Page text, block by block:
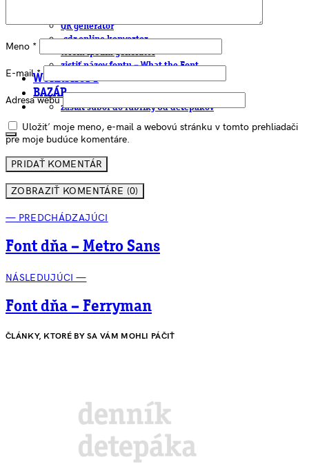
QR generátor
.cdr online konvertor
lorem ipsum generátor
zistiť názov fontu – What the Font
WORKSHOPY
BAZÁR
zaslať súbor do rubriky Od detepákov
Meno *
E-mail*
Adresa webu
Uložiť moje meno, e-mail a webovú stránku v tomto prehliadači
pre moje budúce komentáre.
ZOBRAZIŤ KOMENTÁRE (0)
— PREDCHÁDZAJÚCI
Font dňa – Metro Sans
NÁSLEDUJÚCI —
Font dňa – Ferryman
ČLÁNKY, KTORÉ BY SA VÁM MOHLI PÁČIŤ